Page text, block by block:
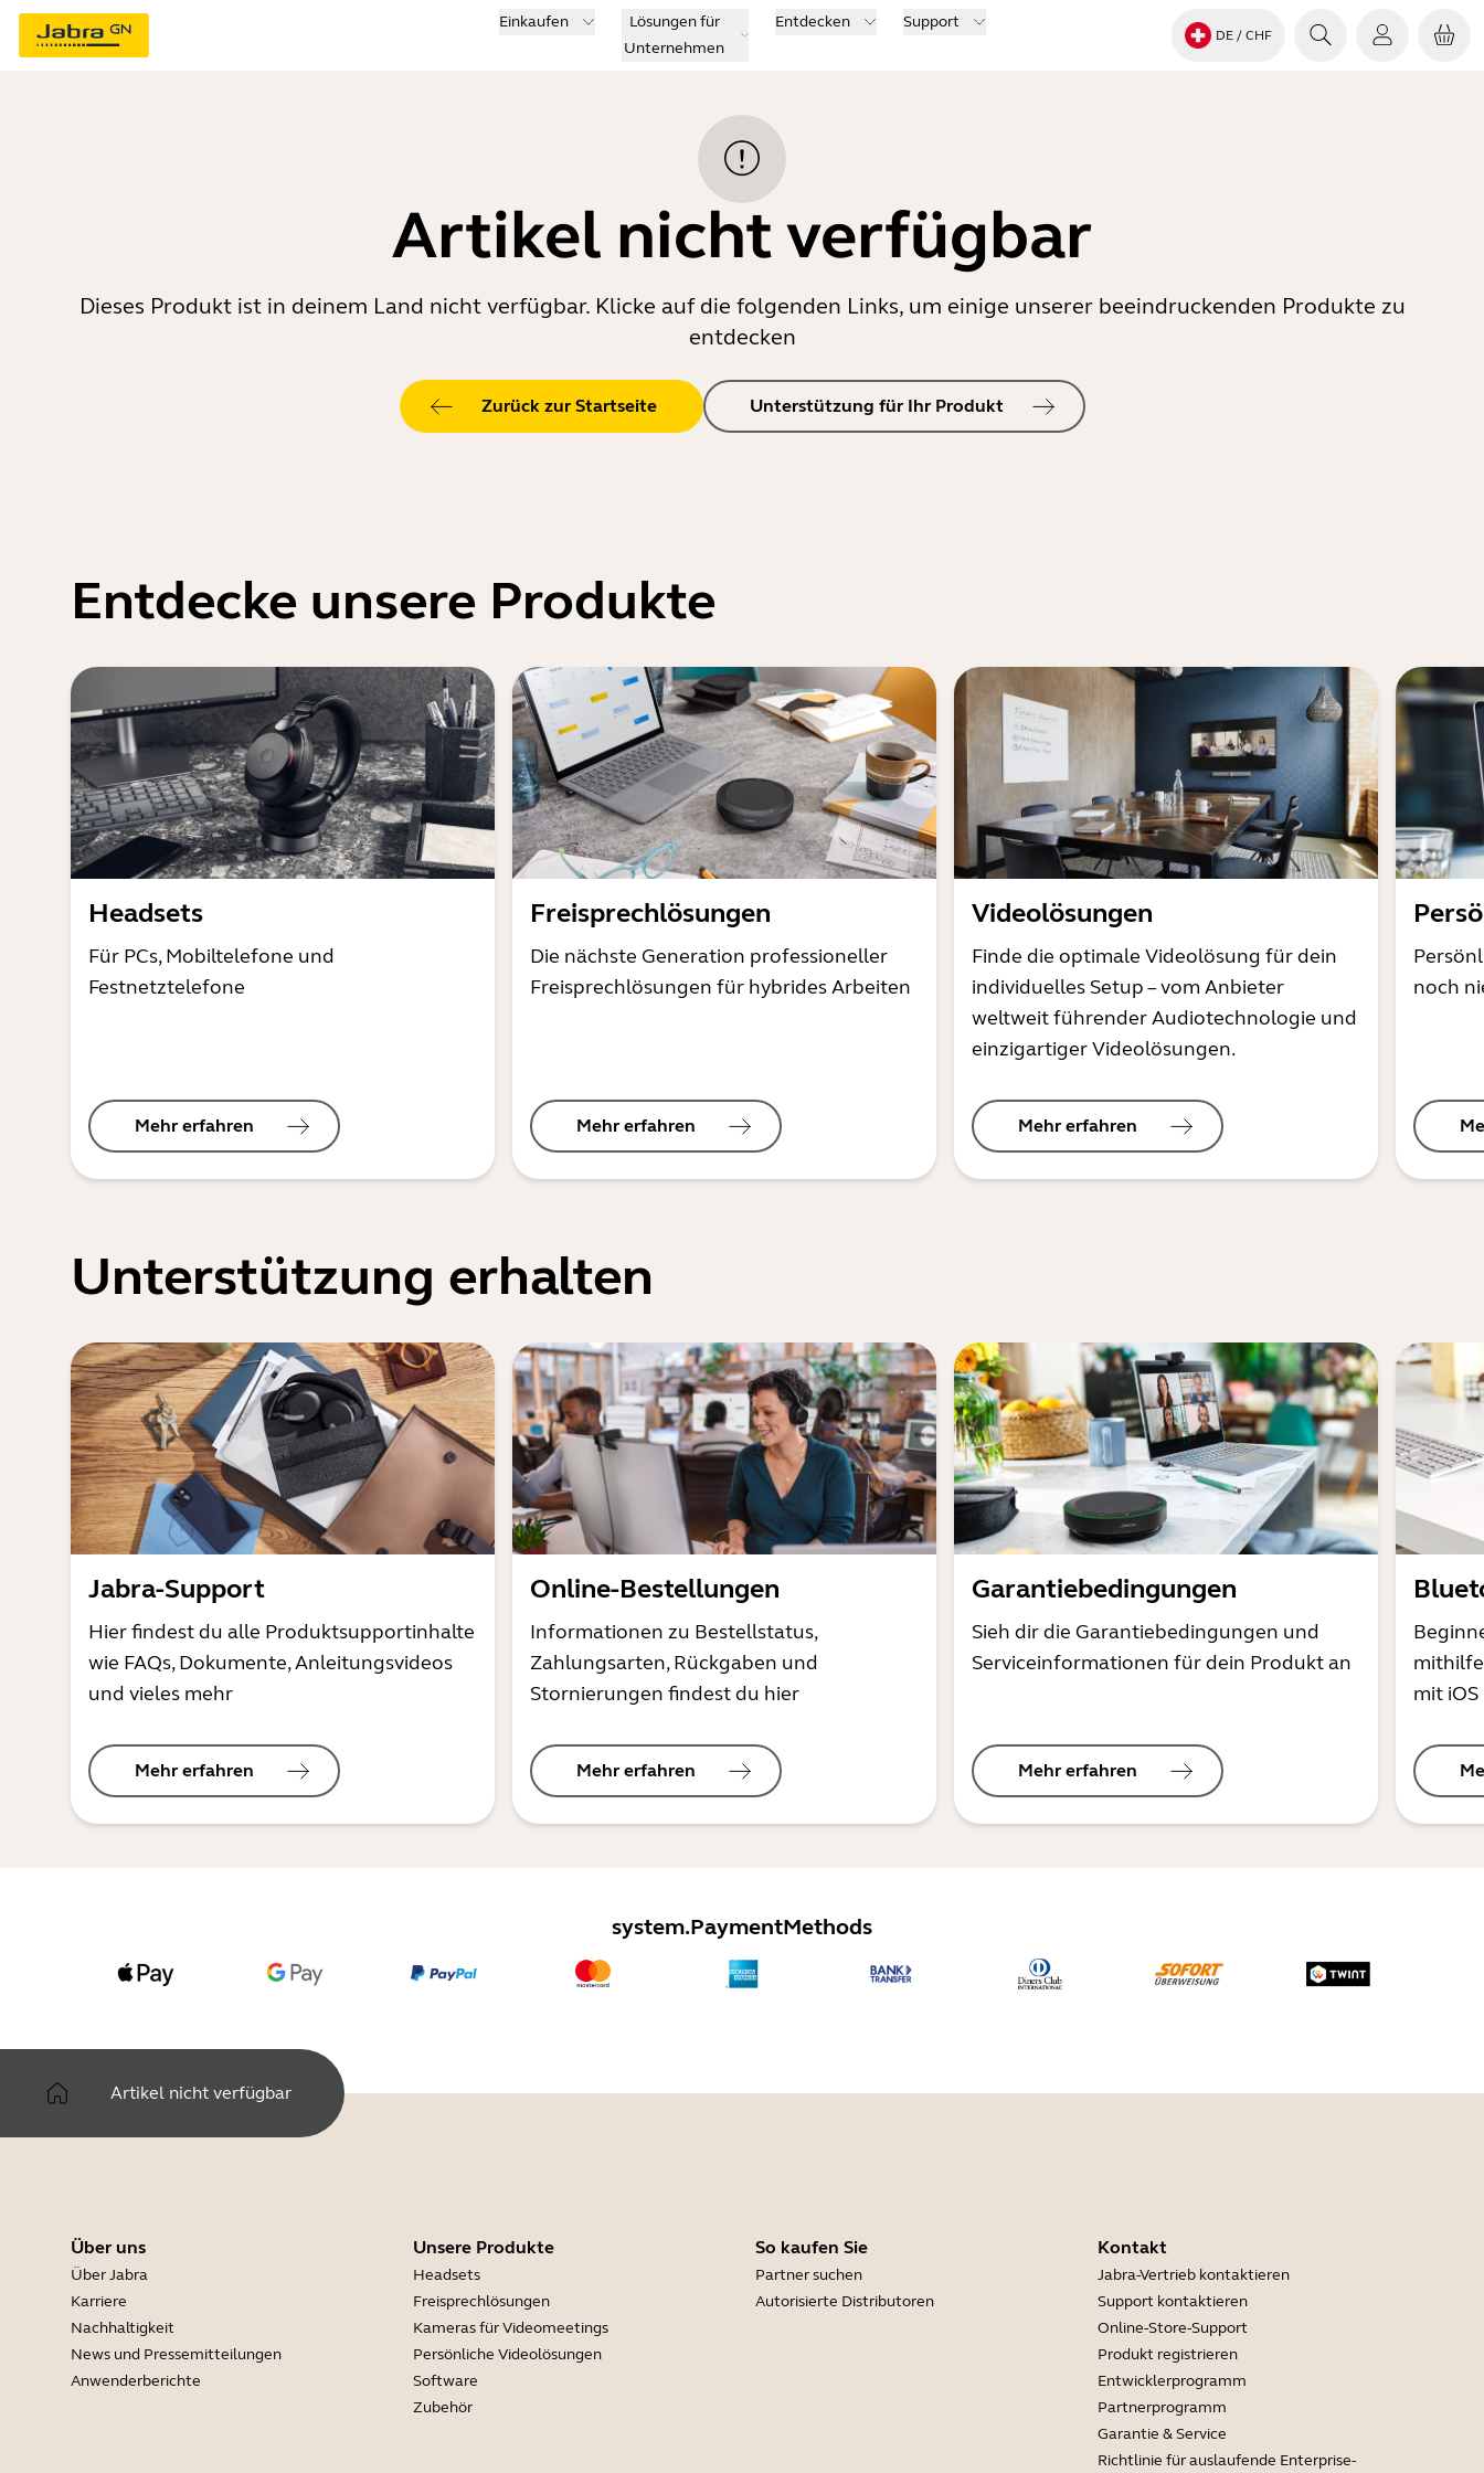
Einkaufen
Lösungen für
Unternehmen
Entdecken Support
DE / CHF
Artikel nicht verfügbar
Dieses Produkt ist in deinem Land nicht verfügbar. Klicke auf die folgenden Links, um einige unserer beeindruckenden Produkte zu
entdecken
Zurück zur Startseite Unterstützung für Ihr Produkt
Entdecke unsere Produkte
Headsets
Für PCs, Mobiltelefone und
Festnetztelefone
Mehr erfahren
Freisprechlösungen
Die nächste Generation professioneller
Freisprechlösungen für hybrides Arbeiten
Mehr erfahren
Videolösungen
Finde die optimale Videolösung für dein
individuelles Setup – vom Anbieter
weltweit führender Audiotechnologie und
einzigartiger Videolösungen.
Mehr erfahren
noch
Unterstützung erhalten
Jabra-Support
Hier findest du alle Produktsupportinhalte
wie FAQs, Dokumente, Anleitungsvideos
und vieles mehr
Mehr erfahren
Online-Bestellungen
Informationen zu Bestellstatus,
Zahlungsarten, Rückgaben und
Stornierungen findest du hier
Mehr erfahren
Garantiebedingungen
Sieh dir die Garantiebedingungen und
Serviceinformationen für dein Produkt an
Mehr erfahren
mit
system.PaymentMethods
Artikel nicht verfügbar
Über uns
Über Jabra
Karriere
Nachhaltigkeit
News und Pressemitteilungen
Anwenderberichte
Unsere Produkte
Headsets
Freisprechlösungen
Kameras für Videomeetings
Persönliche Videolösungen
Software
Zubehör
So kaufen Sie
Partner suchen
Autorisierte Distributoren
Kontakt
Jabra-Vertrieb kontaktieren
Support kontaktieren
Online-Store-Support
Produkt registrieren
Entwicklerprogramm
Partnerprogramm
Garantie & Service
Richtlinie für auslaufende Enterprise-